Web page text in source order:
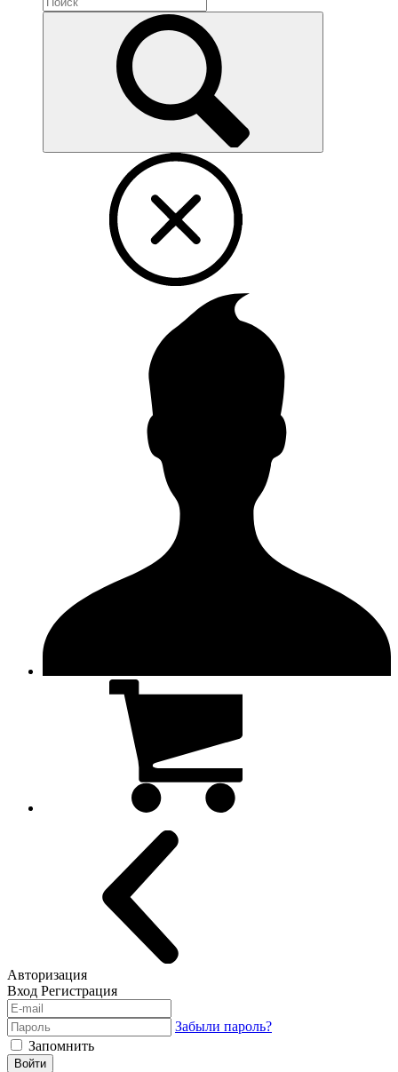
Авторизация
Вход Регистрация
Забыли пароль?
Запомнить
Войти